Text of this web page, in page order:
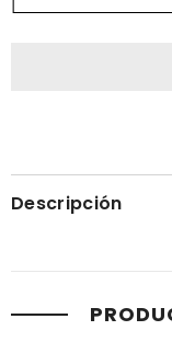
Descripción